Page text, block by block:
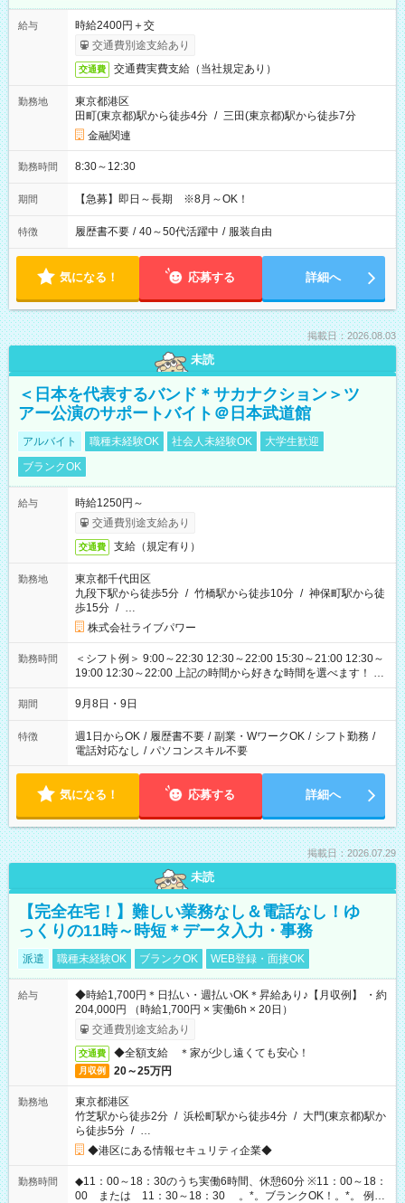
給与
時給2400円＋交
交通費別途支給あり
交通費 交通費実費支給（当社規定あり）
勤務地
東京都港区
田町(東京都)駅から徒歩4分 / 三田(東京都)駅から徒歩7分
金融関連
勤務時間 8:30～12:30
期間 【急募】即日～長期 ※8月～OK！
特徴 履歴書不要 / 40～50代活躍中 / 服装自由
気になる！ 応募する 詳細へ
掲載日：2026.08.03
未読
＜日本を代表するバンド＊サカナクション＞ツ
アー公演のサポートバイト＠日本武道館
アルバイト 職種未経験OK 社会人未経験OK
大学生歓迎
ブランクOK
給与
時給1250円～
交通費別途支給あり
交通費 支給（規定有り）
勤務地
東京都千代田区
九段下駅から徒歩5分 / 竹橋駅から徒歩10分 / 神保町駅から徒
歩15分 / …
株式会社ライブパワー
勤務時間
＜シフト例＞ 9:00～22:30 12:30～22:00 15:30～21:00 12:30～
19:00 12:30～22:00 上記の時間から好きな時間を選べます！ ※
時間は変更となる可能性があります
期間 9月8日・9日
特徴 週1日からOK / 履歴書不要 / 副業・WワークOK / シフト勤務 /
電話対応なし / パソコンスキル不要
気になる！ 応募する 詳細へ
掲載日：2026.07.29
未読
【完全在宅！】難しい業務なし＆電話なし！ゆ
っくりの11時～時短＊データ入力・事務
派遣 職種未経験OK ブランクOK WEB登録・面接OK
給与
◆時給1,700円＊日払い・週払いOK＊昇給あり♪【月収例】 ・約
204,000円 （時給1,700円 × 実働6h × 20日）
交通費別途支給あり
交通費 ◆全額支給 ＊家が少し遠くても安心！
月収例 20～25万円
勤務地
東京都港区
竹芝駅から徒歩2分 / 浜松町駅から徒歩4分 / 大門(東京都)駅か
ら徒歩5分 / …
◆港区にある情報セキュリティ企業◆
勤務時間
◆11：00～18：30のうち実働6時間、休憩60分 ※11：00～18：
00 または 11：30～18：30 。*。ブランクOK！。*。 例え